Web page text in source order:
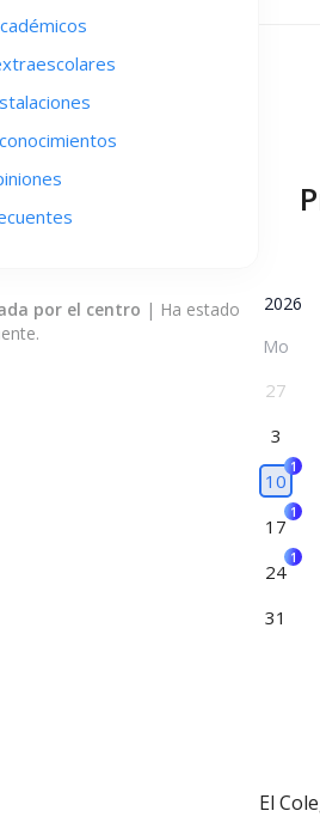
por el centro | Ha estado
2026
Mo
27
3
10
1
17
1
24
1
31
El